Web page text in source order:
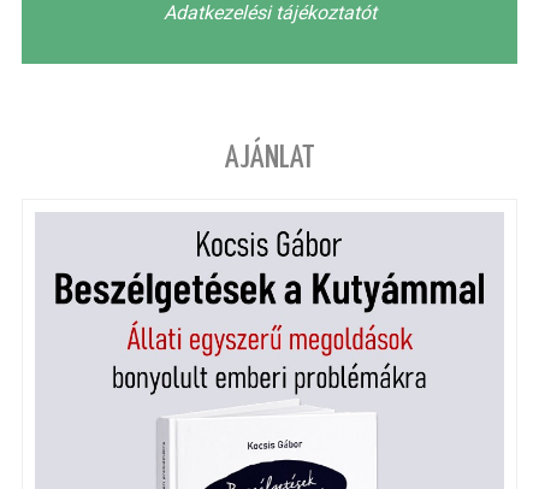
Adatkezelési tájékoztatót
AJÁNLAT